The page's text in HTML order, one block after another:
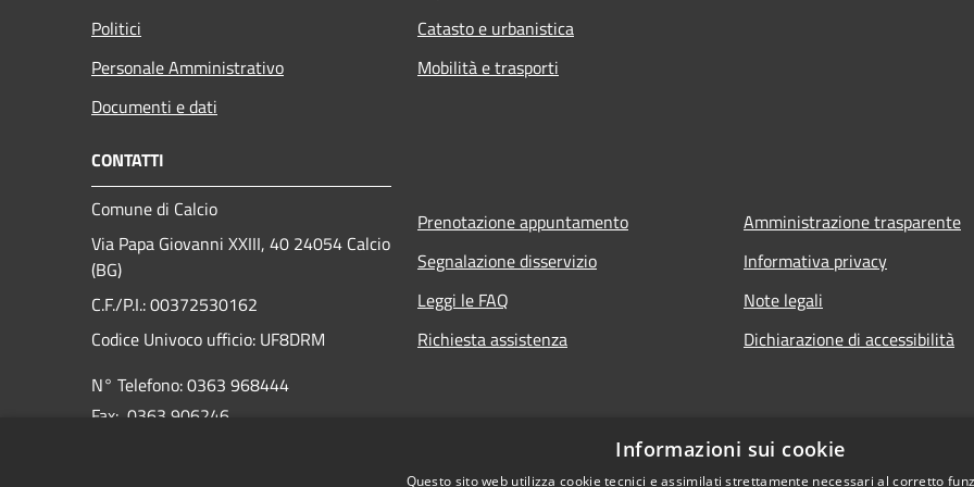
Politici
Personale Amministrativo
Documenti e dati
Catasto e urbanistica
Mobilità e trasporti
CONTATTI
Comune di Calcio
Via Papa Giovanni XXIII, 40 24054 Calcio
(BG)
C.F./P.I.: 00372530162
Codice Univoco ufficio: UF8DRM
N° Telefono: 0363 968444
Fax: 0363 906246
Prenotazione appuntamento
Segnalazione disservizio
Leggi le FAQ
Richiesta assistenza
Amministrazione trasparente
Informativa privacy
Note legali
Dichiarazione di accessibilità
Informazioni sui cookie
Questo sito web utilizza cookie tecnici e assimilati strettamente necessari al corretto